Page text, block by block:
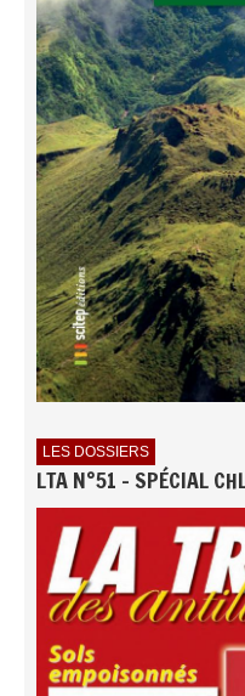
LES DOSSIERS
LTA N°51 - SPÉCIAL